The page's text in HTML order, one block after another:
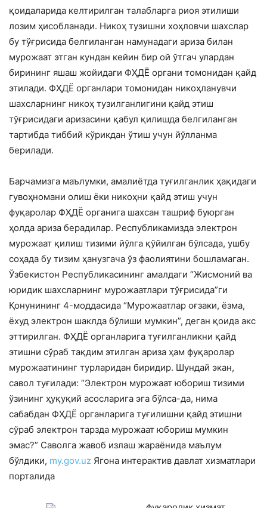
қоидаларида келтирилган талабларга риоя этилиши
лозим ҳисобланади. Никоҳ тузишни хоҳловчи шахслар
бу тўғрисида белгиланган намунадаги ариза билан
мурожаат этган кундан кейин бир ой ўтгач улардан
бирининг яшаш жойидаги ФҲДЁ органи томонидан қайд
этилади. ФҲДЁ органлари томонидан никоҳланувчи
шахсларнинг никоҳ тузилганлигини қайд этиш
тўғрисидаги аризасини қабул қилишда белгиланган
тартибда тиббий кўрикдан ўтиш учун йўлланма
берилади.
Барчамизга маълумки, амалиётда туғилганлик ҳақидаги
гувоҳномани олиш ёки никоҳни қайд этиш учун
фуқаролар ФҲДЁ органига шахсан ташриф буюрган
ҳолда ариза берадилар. Республикамизда электрон
мурожаат қилиш тизими йўлга қўйилган бўлсада, ушбу
соҳада бу тизим ҳанузгача ўз фаолиятини бошламаган.
Ўзбекистон Республикасининг амалдаги “Жисмоний ва
юридик шахсларнинг мурожаатлари тўғрисида”ги
Қонунининг 4-моддасида “Мурожаатлар оғзаки, ёзма,
ёхуд электрон шаклда бўлиши мумкин”, деган қоида акс
эттирилган. ФҲДЁ органларига туғилганликни қайд
этишни сўраб тақдим этилган ариза ҳам фуқаролар
мурожаатининг турларидан биридир. Шундай экан,
савол туғилади: “Электрон мурожаат юбориш тизими
ўзининг ҳуқуқий асосларига эга бўлса-да, нима
сабабдан ФҲДЁ органларига туғилишни қайд этишни
сўраб электрон тарзда мурожаат юбориш мумкин
эмас?” Саволга жавоб излаш жараёнида маълум
бўлдики, my.gov.uz Ягона интерактив давлат хизматлари
порталида